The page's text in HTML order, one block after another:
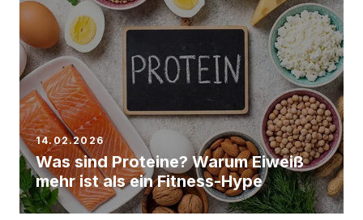
14.02.2026
Was sind Proteine? Warum Eiweiß
mehr ist als ein Fitness-Hype